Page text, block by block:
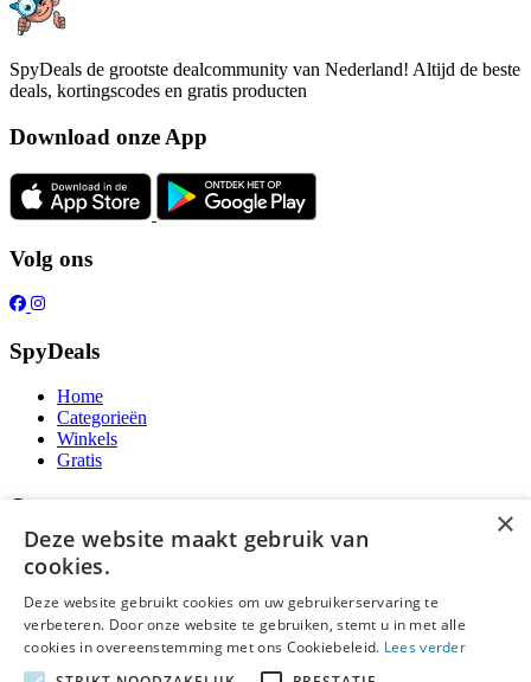
SpyDeals de grootste dealcommunity van Nederland! Altijd de beste
deals, kortingscodes en gratis producten
Download onze App
Volg ons
SpyDeals
Home
Categorieën
Winkels
Gratis
Over ons
Over ons
Contact
Publicatieregels
Legal
×
Deze website maakt gebruik van
cookies.
Deze website gebruikt cookies om uw gebruikerservaring te
verbeteren. Door onze website te gebruiken, stemt u in met alle
cookies in overeenstemming met ons Cookiebeleid. Lees verder